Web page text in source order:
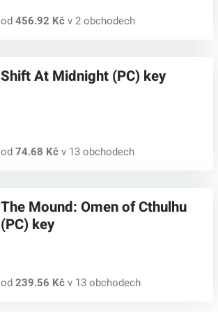
od 456.92 Kčv 2 obchodech
Shift At Midnight (PC) key
od 74.68 Kčv 13 obchodech
The Mound: Omen of Cthulhu
(PC) key
od 239.56 Kčv 13 obchodech